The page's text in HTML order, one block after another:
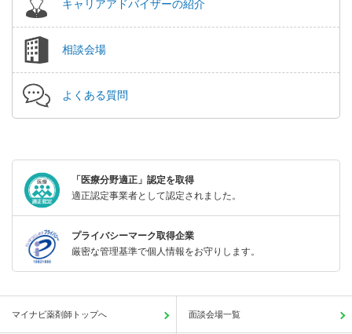
キャリアアドバイザーの紹介
相談会場
よくある質問
「医療分野適正」認定を取得
適正認定事業者として認定されました。
プライバシーマーク取得企業
厳密な管理基準で個人情報をお守りします。
マイナビ薬剤師トップへ 面談会場一覧